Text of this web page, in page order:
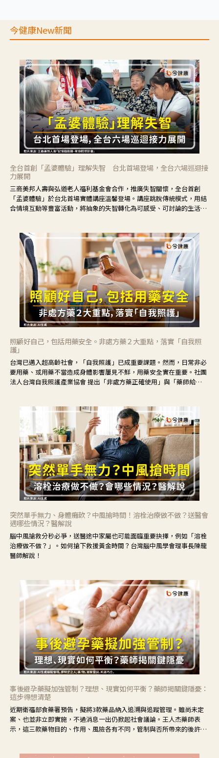
今健康New新聞
全台首創「孟婆體驗」理解失智 台北首場登場，全台六場巡迴接
力展開
三商美邦人壽與弘道老人福利基金會合作，推廣失智關懷，全台首創
「孟婆體驗」於台北首場實體講座溫馨登場。講座跳脫傳統模式，用結
合情境互動等豐富活動，將抽象的失智轉化為可感受、可討論的生活情
照顧好自己，包括用藥安全。非處方藥２大重點，落實「自我照
護」
台灣已邁入超高齡社會，「自我照護」已成重要課題。然而，日常非必
要用藥、或用藥不當造成身體影響屢見不鮮，用藥安全實在重要。社團
法人台灣自我照護產業協會 提出「非處方藥正確使用」與「藥師給
突然單手無力、身體癱軟？中風搶時間！溶栓治療做不做？送醫會
遇哪些情況？醫解說
腦中風搶救分秒必爭，送醫途中家屬也可能面臨重要抉擇，例如「溶栓
治療做不做？」。如何搶下救援黃金時間？台灣腦中風學會理事長陳龍
醫師解說！
事後避孕藥擬加強管制？理想、現實如何平衡？藥師揭關鍵隱憂：
這步得想清楚
近期衛福部食藥署預告，擬將3款藥品納入追溯與追蹤管理。雖尚未定
案、也並非立即實施，不過消息一出仍掀起社會議論。王人杰藥師表
示，這三款藥物目的、作用、風險各有不同，管制與否所帶來的後許影